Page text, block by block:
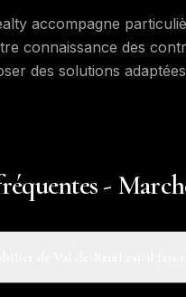
accompagne
connaissance des
des solutions
-